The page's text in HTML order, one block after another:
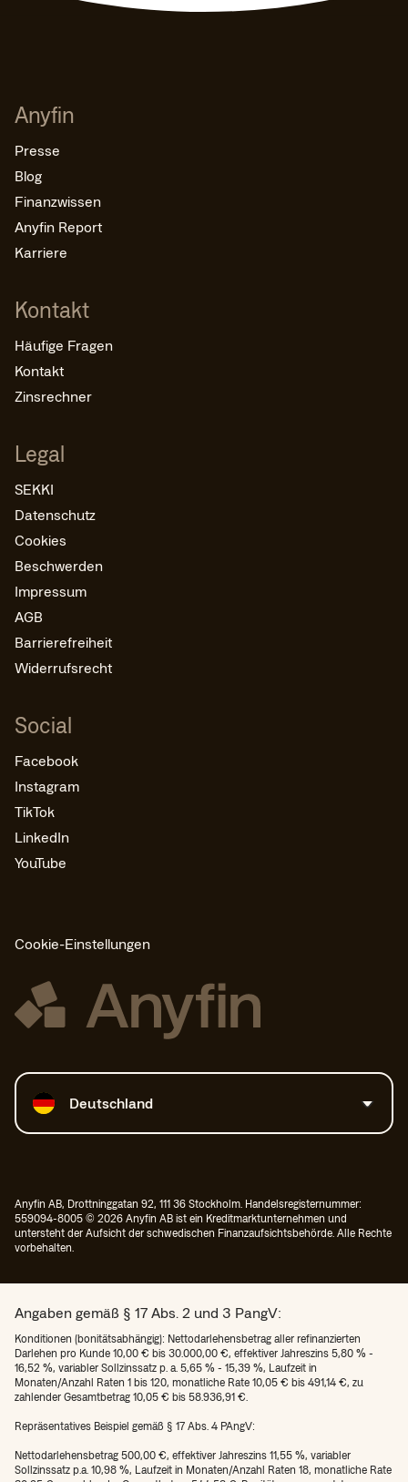
Anyfin
Presse
Blog
Finanzwissen
Anyfin Report
Karriere
Kontakt
Häufige Fragen
Kontakt
Zinsrechner
Legal
SEKKI
Datenschutz
Cookies
Beschwerden
Impressum
AGB
Barrierefreiheit
Widerrufsrecht
Social
Facebook
Instagram
TikTok
LinkedIn
YouTube
Cookie-Einstellungen
Land auswählen
Deutschland
Anyfin AB, Drottninggatan 92, 111 36 Stockholm. Handelsregisternummer:
559094-8005 © 2026 Anyfin AB ist ein Kreditmarktunternehmen und
untersteht der Aufsicht der schwedischen Finanzaufsichtsbehörde. Alle Rechte
vorbehalten.
Angaben gemäß § 17 Abs. 2 und 3 PangV:
Konditionen (bonitätsabhängig): Nettodarlehensbetrag aller refinanzierten
Darlehen pro Kunde 10,00 € bis 30.000,00 €, effektiver Jahreszins 5,80 % -
16,52 %, variabler Sollzinssatz p. a. 5,65 % - 15,39 %, Laufzeit in
Monaten/Anzahl Raten 1 bis 120, monatliche Rate 10,05 € bis 491,14 €, zu
zahlender Gesamtbetrag 10,05 € bis 58.936,91 €.
Repräsentatives Beispiel gemäß § 17 Abs. 4 PAngV:
Nettodarlehensbetrag 500,00 €, effektiver Jahreszins 11,55 %, variabler
Sollzinssatz p.a. 10,98 %, Laufzeit in Monaten/Anzahl Raten 18, monatliche Rate